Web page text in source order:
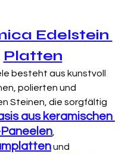
Edelstein
Platten
besteht aus kunstvoll
polierten und
Steinen, die sorgfältig
aus keramischen
und